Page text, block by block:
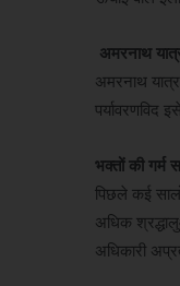
अमरनाथ
अमरनाथ
पर्यावरणविद
भक्तों की गर्म
पिछले कई
अधिक
अधिकारी